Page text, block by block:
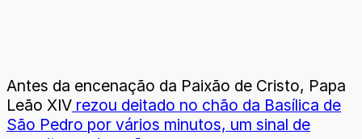
Antes da encenação da Paixão de Cristo, Papa
Leão XIV rezou deitado no chão da Basílica de
São Pedro por vários minutos, um sinal de